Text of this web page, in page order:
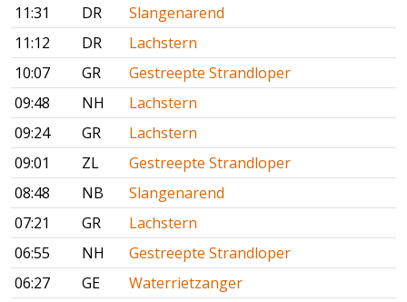
11:31
DR
Slangenarend
11:12
DR
Lachstern
10:07
GR
Gestreepte Strandloper
09:48
NH
Lachstern
09:24
GR
Lachstern
09:01
ZL
Gestreepte Strandloper
08:48
NB
Slangenarend
07:21
GR
Lachstern
06:55
NH
Gestreepte Strandloper
06:27
GE
Waterrietzanger